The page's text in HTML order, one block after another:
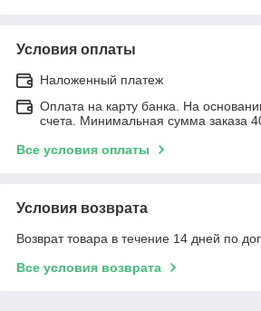
Условия оплаты
Наложенный платеж
Оплата на карту банка. На
счета. Минимальная сумма заказа
Все условия оплаты
Условия возврата
Возврат товара в течение 14 дней по
Все условия возврата